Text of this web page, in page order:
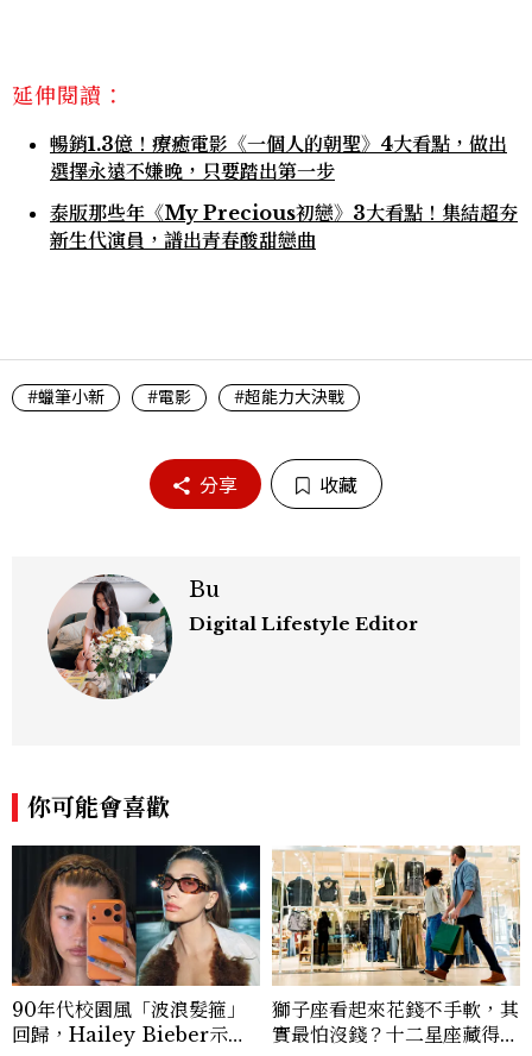
延伸閱讀：
暢銷1.3億！療癒電影《一個人的朝聖》4大看點，做出
選擇永遠不嫌晚，只要踏出第一步
泰版那些年《My Precious初戀》3大看點！集結超夯
新生代演員，譜出青春酸甜戀曲
#蠟筆小新 #電影 #超能力大決戰
分享 收藏
Bu
Digital Lifestyle Editor
你可能會喜歡
90年代校園風「波浪髮箍」
回歸，Hailey Bieber示範
獅子座看起來花錢不手軟，其
實最怕沒錢？十二星座藏得最